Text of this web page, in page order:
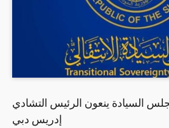
السيادة ينعون الرئيس التشادي
إدريس دبي